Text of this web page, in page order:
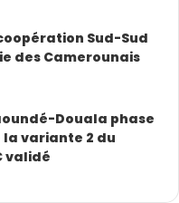
Sud-Sud
des Camerounais
Douala phase
la variante 2 du
validé